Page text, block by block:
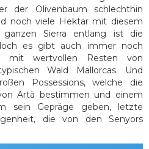
der Olivenbaum schlechthin
noch viele Hektar mit diesem
Sierra entlang ist die
es gibt auch immer noch
mit wertvollen Resten von
Wald Mallorcas. Und
Possessions, welche die
Artà bestimmen und einem
sein Gepräge geben, letzte
die von den Senyors